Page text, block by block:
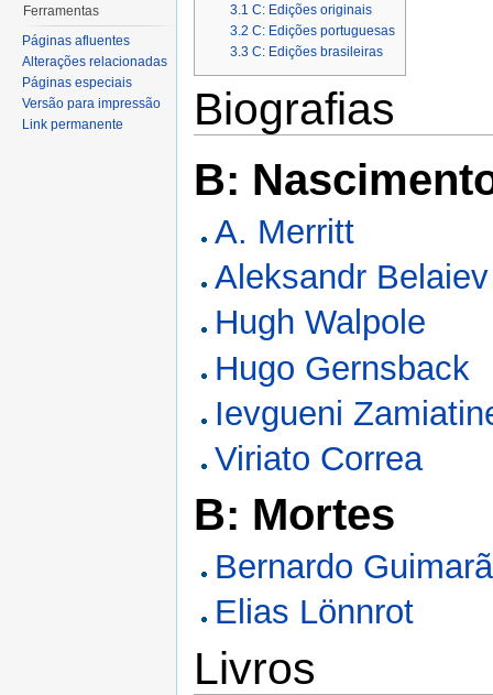
3.1 C: Edições originais
3.2 C: Edições portuguesas
3.3 C: Edições brasileiras
Biografias
B:
A. Merritt
Aleksandr Belaiev
Hugh Walpole
Hugo Gernsback
Ievgueni
Viriato Correa
B: Mortes
Bernardo
Elias Lönnrot
Livros
Ferramentas
Páginas afluentes
Alterações relacionadas
Páginas especiais
Versão para impressão
Link permanente